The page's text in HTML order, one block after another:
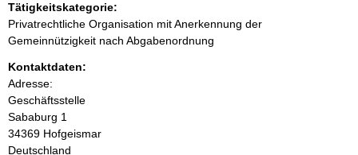
i
n
h
a
r
Tätigkeitskategorie:
Privatrechtliche Organisation mit Anerkennung der
Gemeinnützigkeit nach Abgabenordnung
Kontaktdaten:
Adresse:
Geschäftsstelle
Sababurg 1
34369 Hofgeismar
Deutschland